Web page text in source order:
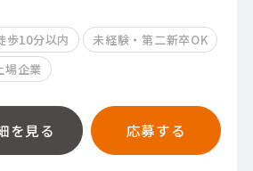
歩10分以内
未経験・第二新卒OK
場企業
を見る 応募する